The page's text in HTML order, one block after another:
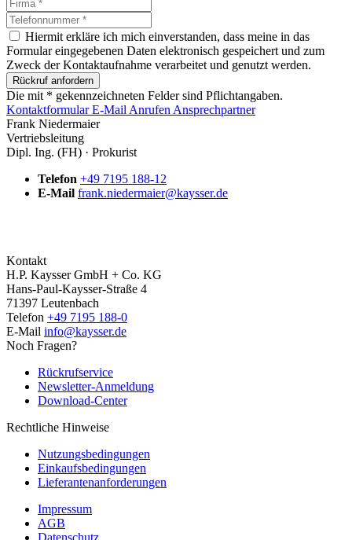
Hiermit erkläre ich mich einverstanden, dass meine in das
Formular eingegebenen Daten elektronisch gespeichert und zum
Zweck der Kontaktaufnahme verarbeitet und genutzt werden.
Rückruf anfordern
Die mit * gekennzeichneten Felder sind Pflichtangaben.
Kontaktformular E-Mail Anrufen Ansprechpartner
Frank Niedermaier
Vertriebsleitung
Dipl. Ing. (FH) · Prokurist
Telefon +49 7195 188-12
E-Mail frank.niedermaier@kaysser.de
Kontakt
H.P. Kaysser GmbH + Co. KG
Hans-Paul-Kaysser-Straße 4
71397 Leutenbach
Telefon +49 7195 188-0
E-Mail info@kaysser.de
Noch Fragen?
Rückrufservice
Newsletter-Anmeldung
Download-Center
Rechtliche Hinweise
Nutzungsbedingungen
Einkaufsbedingungen
Lieferantenanforderungen
Impressum
AGB
Datenschutz